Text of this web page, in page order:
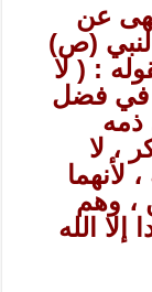
عن
(ص)
: ( لا
في فضل
ذمه
، لا
لأنهما
، وهم
إلا الله